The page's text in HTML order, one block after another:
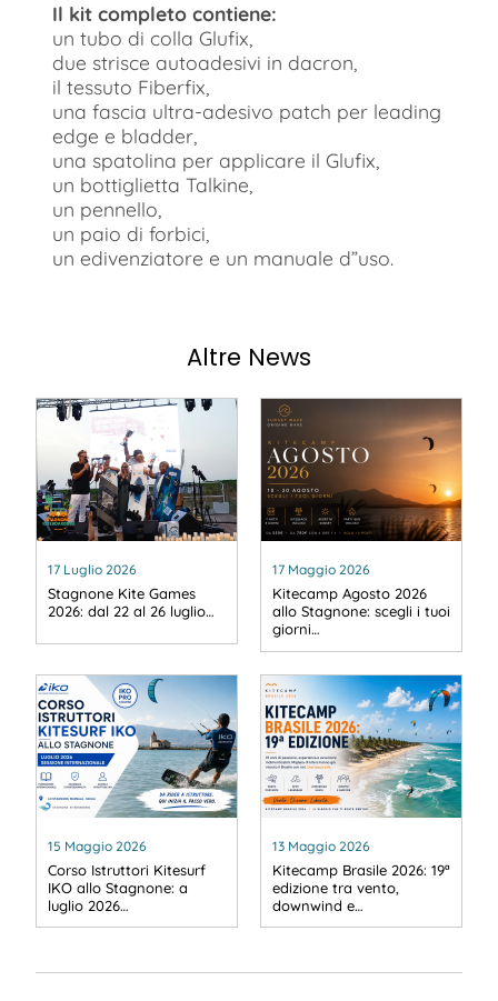
Il kit completo contiene:
un tubo di colla Glufix,
due strisce autoadesivi in dacron,
il tessuto Fiberfix,
una fascia ultra-adesivo patch per leading
edge e bladder,
una spatolina per applicare il Glufix,
un bottiglietta Talkine,
un pennello,
un paio di forbici,
un edivenziatore e un manuale d”uso.
Altre News
17 Luglio 2026
Stagnone Kite Games
2026: dal 22 al 26 luglio…
17 Maggio 2026
Kitecamp Agosto 2026
allo Stagnone: scegli i tuoi
giorni…
15 Maggio 2026
Corso Istruttori Kitesurf
IKO allo Stagnone: a
luglio 2026…
13 Maggio 2026
Kitecamp Brasile 2026: 19ª
edizione tra vento,
downwind e…